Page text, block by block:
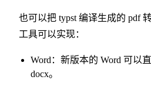
也可以把 typst 编译生成的 pdf
工具可以实现：
Word：新版本的 Word 可以
docx。